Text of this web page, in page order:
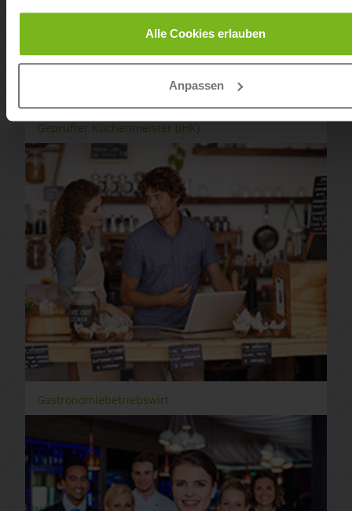
Alle Cookies erlauben
Anpassen
Geprüfter Küchenmeister (IHK)
Gastronomiebetriebswirt